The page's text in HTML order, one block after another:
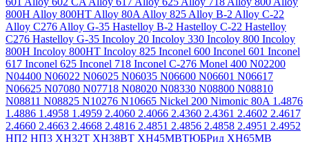
800H Alloy 800HT Alloy 80A Alloy 825 Alloy B-2 Alloy C-22
Alloy C276 Alloy G-35 Hastelloy B-2 Hastelloy C-22 Hastelloy
C276 Hastelloy G-35 Incoloy 20 Incoloy 330 Incoloy 800 Incoloy
800H Incoloy 800HT Incoloy 825 Inconel 600 Inconel 601 Inconel
617 Inconel 625 Inconel 718 Inconel C-276 Monel 400 N02200
N04400 N06022 N06025 N06035 N06600 N06601 N06617
N06625 N07080 N07718 N08020 N08330 N08800 N08810
N08811 N08825 N10276 N10665 Nickel 200 Nimonic 80A 1.4876
1.4886 1.4958 1.4959 2.4060 2.4066 2.4360 2.4361 2.4602 2.4617
2.4660 2.4663 2.4668 2.4816 2.4851 2.4856 2.4858 2.4951 2.4952
НП2 НП3 ХН32Т ХН38ВТ ХН45МВТЮБРид ХН65МВ